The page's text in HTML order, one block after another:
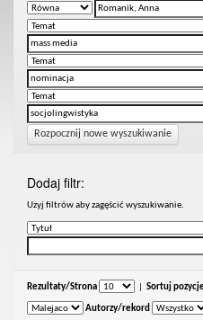
Rozpocznij nowe wyszukiwanie
Dodaj filtr:
Uzyj filtrów aby zagęścić wyszukiwanie.
Rezultaty/Strona Sortuj
Autorzy/rekord